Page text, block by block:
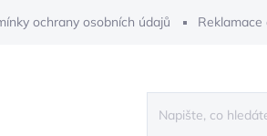
ochrany osobních údajů